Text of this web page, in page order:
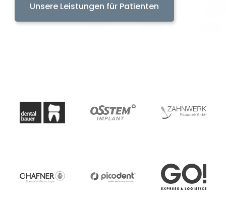
Unsere Leistungen für Patienten